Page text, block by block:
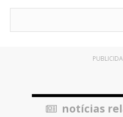
notícias